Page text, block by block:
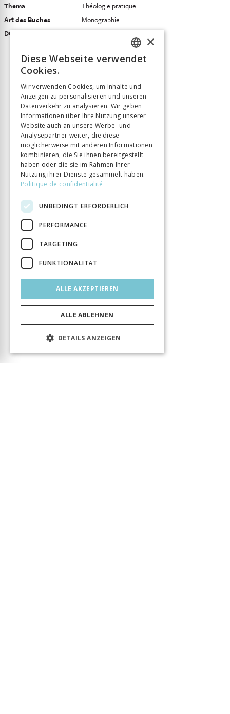
Thema
Théologie pratique
Art des Buches
Monographie
DOI
FRENCH
ITALIAN
×
Diese Webseite verwendet
Cookies.
Wir verwenden Cookies, um Inhalte und
Anzeigen zu personalisieren und unseren
Datenverkehr zu analysieren. Wir geben
Informationen über Ihre Nutzung unserer
Website auch an unsere Werbe- und
Analysepartner weiter, die diese
möglicherweise mit anderen Informationen
kombinieren, die Sie ihnen bereitgestellt
haben oder die sie im Rahmen Ihrer
Nutzung ihrer Dienste gesammelt haben.
Politique de confidentialité
UNBEDINGT ERFORDERLICH
PERFORMANCE
TARGETING
FUNKTIONALITÄT
ALLE AKZEPTIEREN
ALLE ABLEHNEN
DETAILS ANZEIGEN